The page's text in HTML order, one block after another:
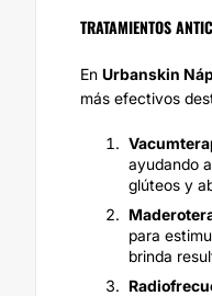
TRATAMIENTOS
En Urbanskin
más efectivos
ayudando
glúteos y
para
brinda